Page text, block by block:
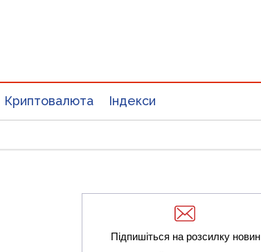
Криптовалюта Індекси
Підпишіться на розсилку новин